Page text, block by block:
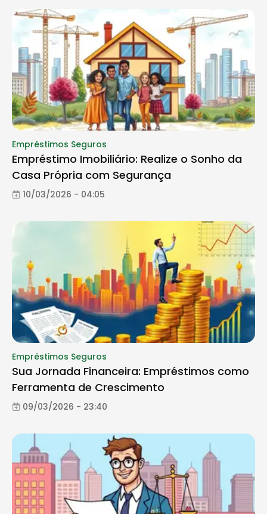
Empréstimos Seguros
Empréstimo Imobiliário: Realize o Sonho da
Casa Própria com Segurança
10/03/2026 - 04:05
Empréstimos Seguros
Sua Jornada Financeira: Empréstimos como
Ferramenta de Crescimento
09/03/2026 - 23:40